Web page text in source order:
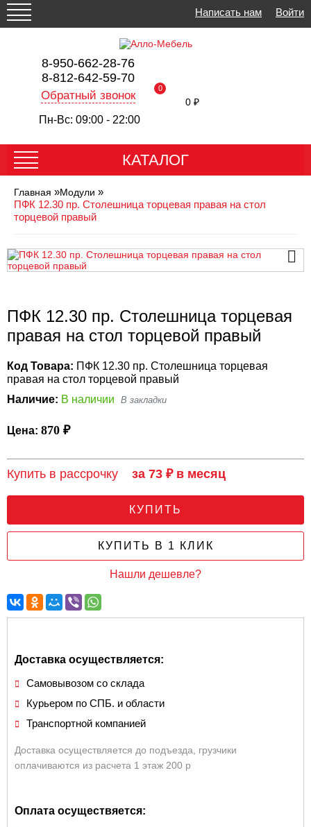
Написать нам Войти
8-950-662-28-76
8-812-642-59-70
Обратный звонок
Пн-Вс: 09:00 - 22:00
0
0 ₽
КАТАЛОГ
Главная »Модули »
ПФК 12.30 пр. Столешница торцевая правая на стол
торцевой правый
ПФК 12.30 пр. Столешница торцевая
правая на стол торцевой правый
Код Товара: ПФК 12.30 пр. Столешница торцевая
правая на стол торцевой правый
Наличие: В наличии
Цена: 870 ₽
Купить в рассрочку за 73 ₽ в месяц
КУПИТЬ
КУПИТЬ В 1 КЛИК
Нашли дешевле?
Доставка осуществляется:
Самовывозом со склада
Курьером по СПБ. и области
Транспортной компанией
Доставка осуществляется до подъезда, грузчики
оплачиваются из расчета 1 этаж 200 р
Оплата осуществяется: